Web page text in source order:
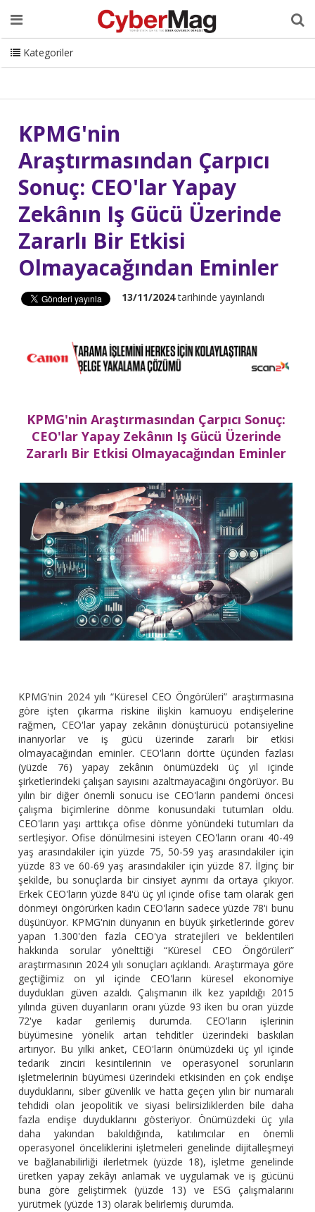
Ana Sayfa Hakkımızda Dergi Editörden
Danışmanlık
ISC Turkey Sizden Gelenler
İletişim
CyberMag Logo
Kategoriler
KPMG'nin
Araştırmasından Çarpıcı
Sonuç: CEO'lar Yapay
Zekânın Iş Gücü Üzerinde
Zararlı Bir Etkisi
Olmayacağından Eminler
13/11/2024tarihinde yayınlandı
KPMG'nin Araştırmasından Çarpıcı Sonuç:
CEO'lar Yapay Zekânın Iş Gücü Üzerinde
Zararlı Bir Etkisi Olmayacağından Eminler
KPMG'nin 2024 yılı “Küresel CEO Öngörüleri” araştırmasına
göre işten çıkarma riskine ilişkin kamuoyu endişelerine
rağmen, CEO'lar yapay zekânın dönüştürücü potansiyeline
inanıyorlar ve iş gücü üzerinde zararlı bir etkisi
olmayacağından eminler. CEO'ların dörtte üçünden fazlası
(yüzde 76) yapay zekânın önümüzdeki üç yıl içinde
şirketlerindeki çalışan sayısını azaltmayacağını öngörüyor. Bu
yılın bir diğer önemli sonucu ise CEO'ların pandemi öncesi
çalışma biçimlerine dönme konusundaki tutumları oldu.
CEO'ların yaşı arttıkça ofise dönme yönündeki tutumları da
sertleşiyor. Ofise dönülmesini isteyen CEO'ların oranı 40-49
yaş arasındakiler için yüzde 75, 50-59 yaş arasındakiler için
yüzde 83 ve 60-69 yaş arasındakiler için yüzde 87. İlginç bir
şekilde, bu sonuçlarda bir cinsiyet ayrımı da ortaya çıkıyor.
Erkek CEO'ların yüzde 84'ü üç yıl içinde ofise tam olarak geri
dönmeyi öngörürken kadın CEO'ların sadece yüzde 78'i bunu
düşünüyor. KPMG'nin dünyanın en büyük şirketlerinde görev
yapan 1.300'den fazla CEO'ya stratejileri ve beklentileri
hakkında sorular yönelttiği “Küresel CEO Öngörüleri”
araştırmasının 2024 yılı sonuçları açıklandı. Araştırmaya göre
geçtiğimiz on yıl içinde CEO'ların küresel ekonomiye
duydukları güven azaldı. Çalışmanın ilk kez yapıldığı 2015
yılında güven duyanların oranı yüzde 93 iken bu oran yüzde
72'ye kadar gerilemiş durumda. CEO'ların işlerinin
büyümesine yönelik artan tehditler üzerindeki baskıları
artırıyor. Bu yılki anket, CEO'ların önümüzdeki üç yıl içinde
tedarik zinciri kesintilerinin ve operasyonel sorunların
işletmelerinin büyümesi üzerindeki etkisinden en çok endişe
duyduklarını, siber güvenlik ve hatta geçen yılın bir numaralı
tehdidi olan jeopolitik ve siyasi belirsizliklerden bile daha
fazla endişe duyduklarını gösteriyor. Önümüzdeki üç yıla
daha yakından bakıldığında, katılımcılar en önemli
operasyonel önceliklerini işletmeleri genelinde dijitalleşmeyi
ve bağlanabilirliği ilerletmek (yüzde 18), işletme genelinde
üretken yapay zekâyı anlamak ve uygulamak ve iş gücünü
buna göre geliştirmek (yüzde 13) ve ESG çalışmalarını
yürütmek (yüzde 13) olarak belirlemiş durumda.